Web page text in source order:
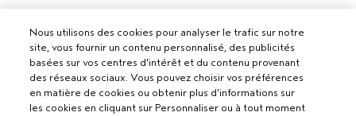
Nous utilisons des cookies pour analyser le trafic sur notre
site, vous fournir un contenu personnalisé, des publicités
basées sur vos centres d'intérêt et du contenu provenant
des réseaux sociaux. Vous pouvez choisir vos préférences
en matière de cookies ou obtenir plus d'informations sur
les cookies en cliquant sur Personnaliser ou à tout moment